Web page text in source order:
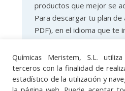
productos que mejor se
Para descargar tu plan
PDF), en el idioma que te
en el icono de descarga
Químicas Meristem, S.L.
terceros con la finalidad de
estadístico de la utilización y